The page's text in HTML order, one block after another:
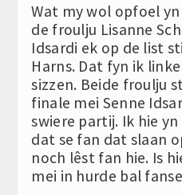
Wat my wol opfoel
de froulju Lisanne
Idsardi ek op de list
Harns. Dat fyn ik
sizzen. Beide froulju
finale mei Senne
swiere partij. Ik hie
dat se fan dat slaan
noch lêst fan hie. Is
mei in hurde bal